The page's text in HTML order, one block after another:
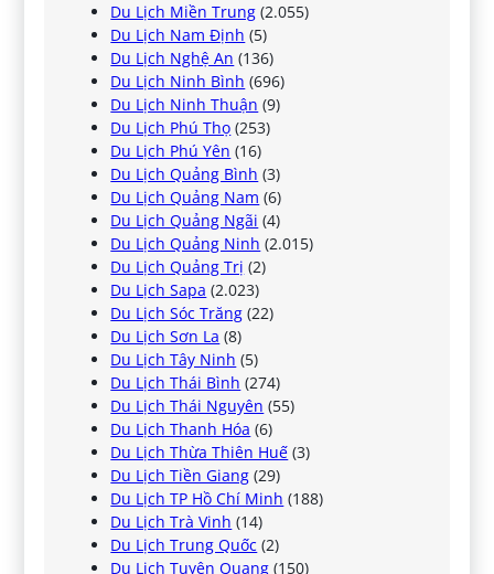
Du Lịch Miền Trung (2.055)
Du Lịch Nam Định (5)
Du Lịch Nghệ An (136)
Du Lịch Ninh Bình (696)
Du Lịch Ninh Thuận (9)
Du Lịch Phú Thọ (253)
Du Lịch Phú Yên (16)
Du Lịch Quảng Bình (3)
Du Lịch Quảng Nam (6)
Du Lịch Quảng Ngãi (4)
Du Lịch Quảng Ninh (2.015)
Du Lịch Quảng Trị (2)
Du Lịch Sapa (2.023)
Du Lịch Sóc Trăng (22)
Du Lịch Sơn La (8)
Du Lịch Tây Ninh (5)
Du Lịch Thái Bình (274)
Du Lịch Thái Nguyên (55)
Du Lịch Thanh Hóa (6)
Du Lịch Thừa Thiên Huế (3)
Du Lịch Tiền Giang (29)
Du Lịch TP Hồ Chí Minh (188)
Du Lịch Trà Vinh (14)
Du Lịch Trung Quốc (2)
Du Lịch Tuyên Quang (150)